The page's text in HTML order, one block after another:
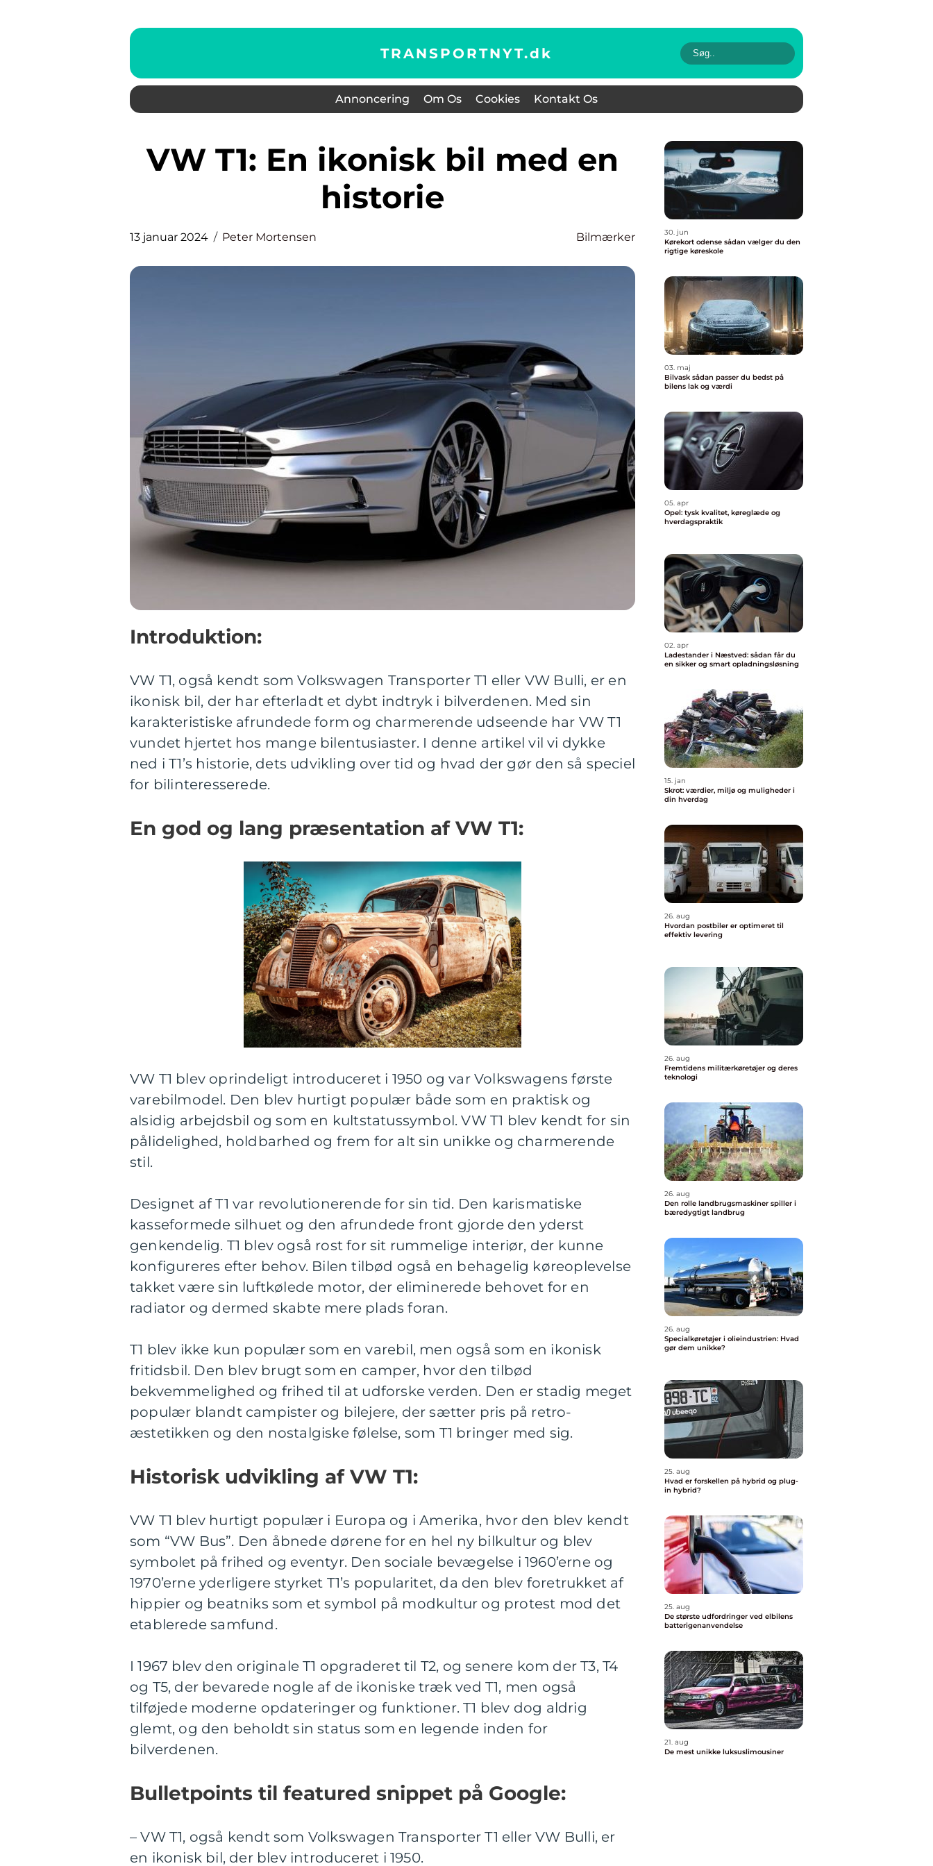
TRANSPORTNYT.dk
Annoncering Om Os Cookies Kontakt Os
VW T1: En ikonisk bil med en
historie
13 januar 2024 Peter Mortensen Bilmærker
Introduktion:
VW T1, også kendt som Volkswagen Transporter T1 eller VW Bulli, er en
ikonisk bil, der har efterladt et dybt indtryk i bilverdenen. Med sin
karakteristiske afrundede form og charmerende udseende har VW T1
vundet hjertet hos mange bilentusiaster. I denne artikel vil vi dykke
ned i T1’s historie, dets udvikling over tid og hvad der gør den så speciel
for bilinteresserede.
En god og lang præsentation af VW T1:
VW T1 blev oprindeligt introduceret i 1950 og var Volkswagens første
varebilmodel. Den blev hurtigt populær både som en praktisk og
alsidig arbejdsbil og som en kultstatussymbol. VW T1 blev kendt for sin
pålidelighed, holdbarhed og frem for alt sin unikke og charmerende
stil.
Designet af T1 var revolutionerende for sin tid. Den karismatiske
kasseformede silhuet og den afrundede front gjorde den yderst
genkendelig. T1 blev også rost for sit rummelige interiør, der kunne
konfigureres efter behov. Bilen tilbød også en behagelig køreoplevelse
takket være sin luftkølede motor, der eliminerede behovet for en
radiator og dermed skabte mere plads foran.
T1 blev ikke kun populær som en varebil, men også som en ikonisk
fritidsbil. Den blev brugt som en camper, hvor den tilbød
bekvemmelighed og frihed til at udforske verden. Den er stadig meget
populær blandt campister og bilejere, der sætter pris på retro-
æstetikken og den nostalgiske følelse, som T1 bringer med sig.
Historisk udvikling af VW T1:
VW T1 blev hurtigt populær i Europa og i Amerika, hvor den blev kendt
som “VW Bus”. Den åbnede dørene for en hel ny bilkultur og blev
symbolet på frihed og eventyr. Den sociale bevægelse i 1960’erne og
1970’erne yderligere styrket T1’s popularitet, da den blev foretrukket af
hippier og beatniks som et symbol på modkultur og protest mod det
etablerede samfund.
I 1967 blev den originale T1 opgraderet til T2, og senere kom der T3, T4
og T5, der bevarede nogle af de ikoniske træk ved T1, men også
tilføjede moderne opdateringer og funktioner. T1 blev dog aldrig
glemt, og den beholdt sin status som en legende inden for
bilverdenen.
Bulletpoints til featured snippet på Google:
– VW T1, også kendt som Volkswagen Transporter T1 eller VW Bulli, er
en ikonisk bil, der blev introduceret i 1950.
30. jun
Kørekort odense sådan vælger du den
rigtige køreskole
03. maj
Bilvask sådan passer du bedst på
bilens lak og værdi
05. apr
Opel: tysk kvalitet, køreglæde og
hverdagspraktik
02. apr
Ladestander i Næstved: sådan får du
en sikker og smart opladningsløsning
15. jan
Skrot: værdier, miljø og muligheder i
din hverdag
26. aug
Hvordan postbiler er optimeret til
effektiv levering
26. aug
Fremtidens militærkøretøjer og deres
teknologi
26. aug
Den rolle landbrugsmaskiner spiller i
bæredygtigt landbrug
26. aug
Specialkøretøjer i olieindustrien: Hvad
gør dem unikke?
25. aug
Hvad er forskellen på hybrid og plug-
in hybrid?
25. aug
De største udfordringer ved elbilens
batterigenanvendelse
21. aug
De mest unikke luksuslimousiner